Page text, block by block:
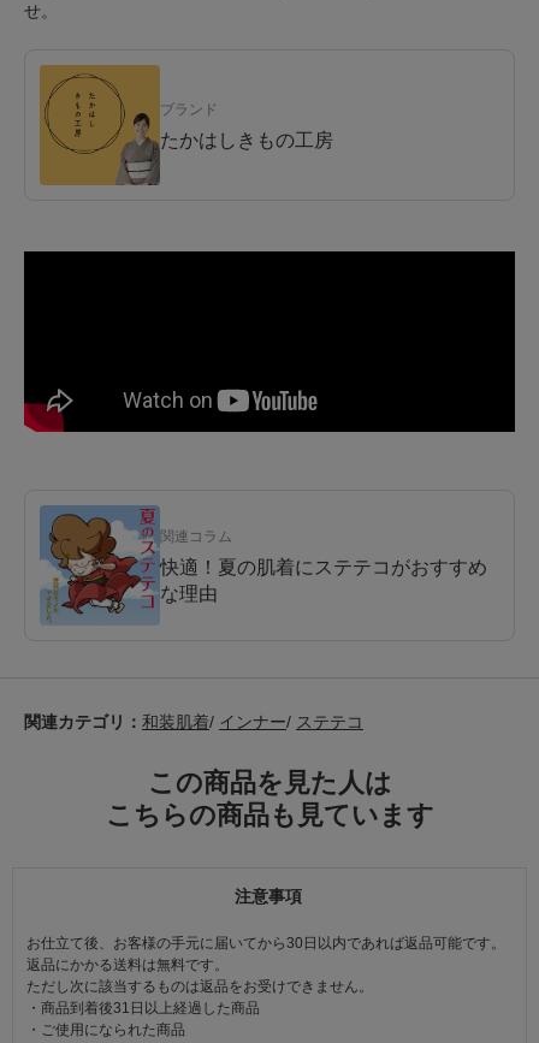
せ。
ブランド
たかはしきもの工房
関連コラム
快適！夏の肌着にステテコがおすすめ
な理由
関連カテゴリ： 和装肌着/ インナー/ ステテコ
この商品を見た人は
こちらの商品も見ています
注意事項
お仕立て後、お客様の手元に届いてから30日以内であれば返品可能です。
返品にかかる送料は無料です。
ただし次に該当するものは返品をお受けできません。
・商品到着後31日以上経過した商品
・ご使用になられた商品